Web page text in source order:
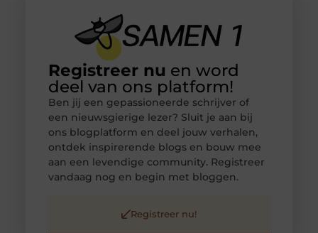
Registreer nu en word
deel van ons platform!
Ben jij een gepassioneerde schrijver of
een nieuwsgierige lezer? Sluit je aan bij
ons blogplatform en deel jouw verhalen,
ontdek inspirerende blogs en bouw mee
aan een levendige community. Registreer
vandaag nog en begin met bloggen.
Registreer nu!